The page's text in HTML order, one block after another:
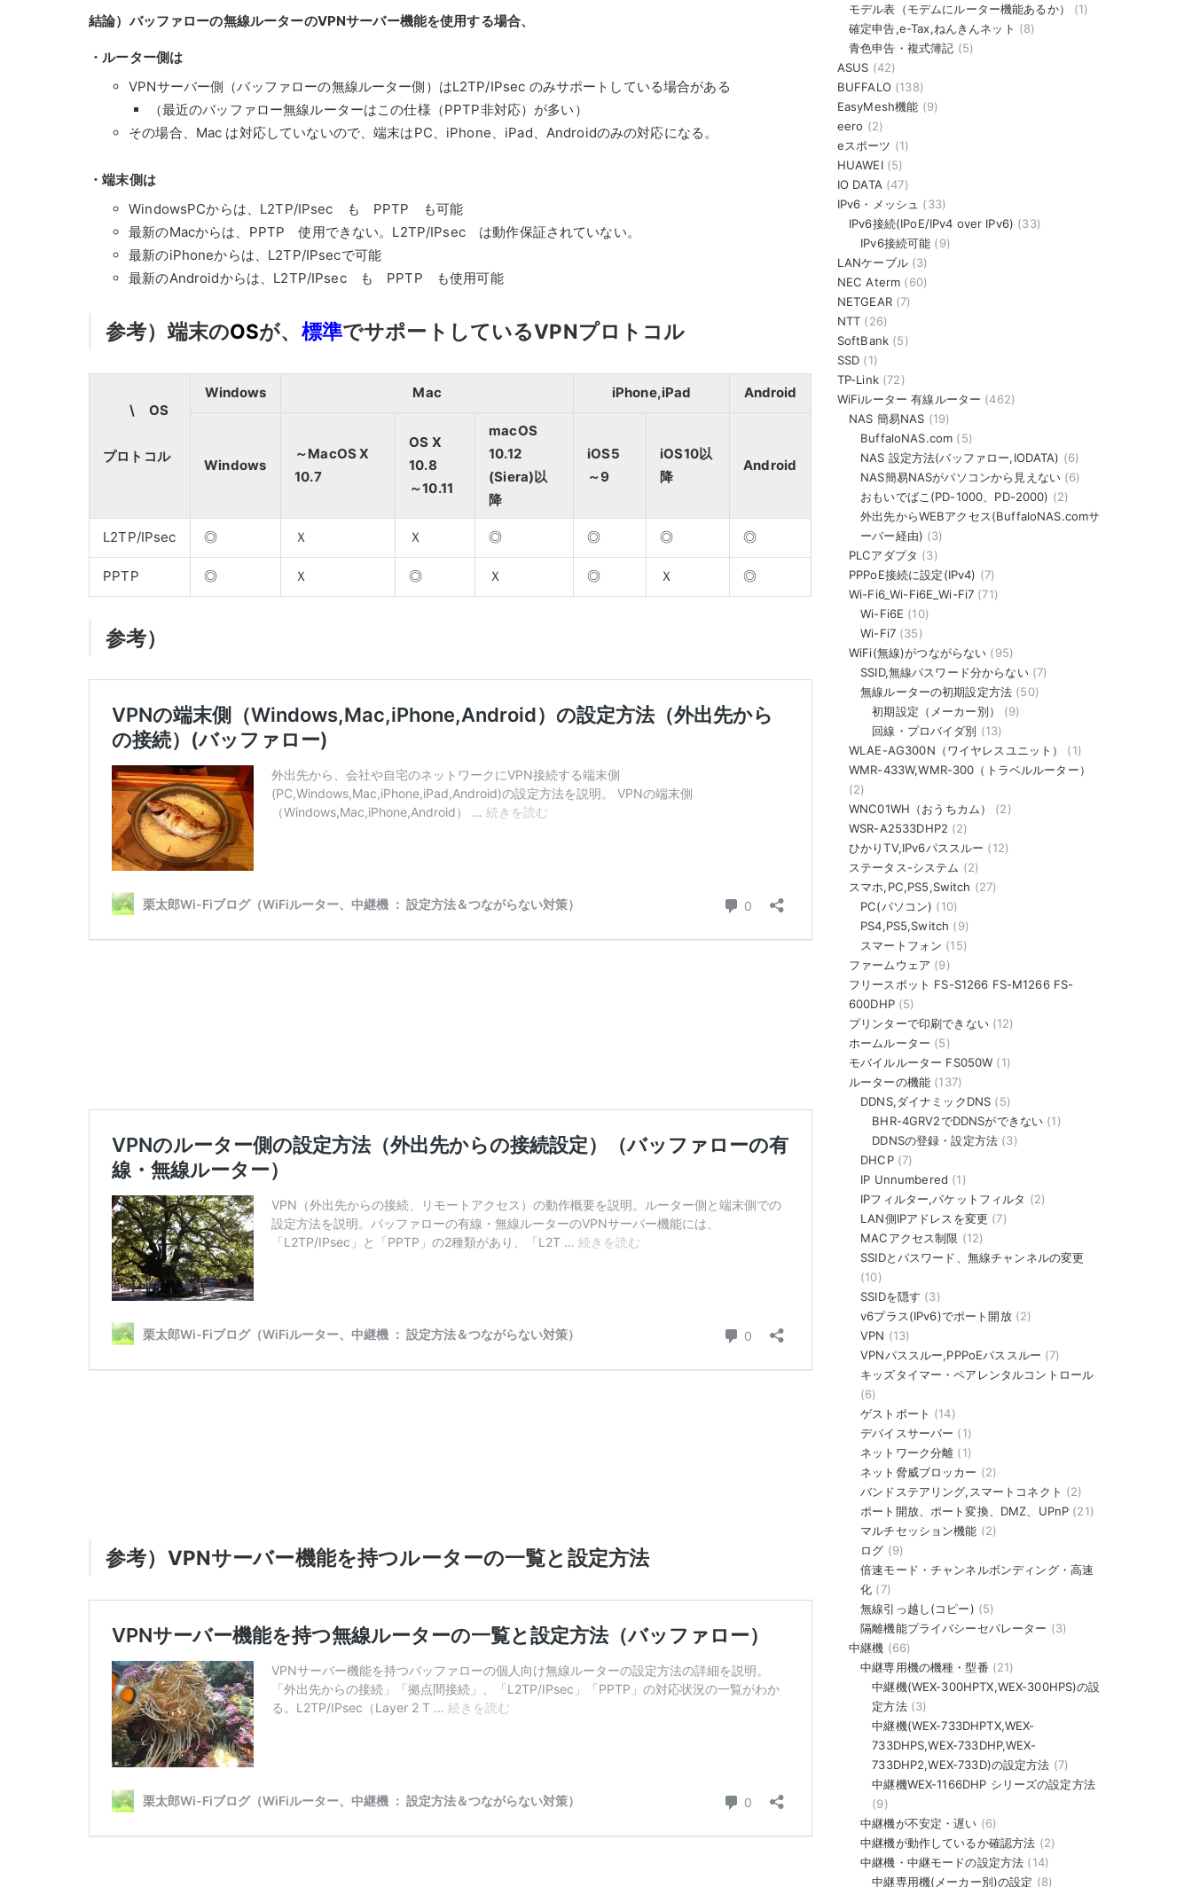
結論）バッファローの無線ルーターのVPNサーバー機能を使用する場合、
・ルーター側は
VPNサーバー側（バッファローの無線ルーター側）はL2TP/IPsec のみサポートしている場合がある
（最近のバッファロー無線ルーターはこの仕様（PPTP非対応）が多い）
その場合、Mac は対応していないので、端末はPC、iPhone、iPad、Androidのみの対応になる。
・端末側は
WindowsPCからは、L2TP/IPsec も PPTP も可能
最新のMacからは、PPTP 使用できない。L2TP/IPsec は動作保証されていない。
最新のiPhoneからは、L2TP/IPsecで可能
最新のAndroidからは、L2TP/IPsec も PPTP も使用可能
参考）端末のOSが、 標準でサポートしているVPNプロトコル
\ OS
プロトコル
Windows Mac iPhone,iPad Android
Windows
～MacOS X
10.7
OS X
10.8
～10.11
macOS
10.12
(Siera)以
降
iOS5
～9
iOS10以
降
Android
L2TP/IPsec ◎ Ｘ Ｘ ◎ ◎ ◎ ◎
PPTP ◎ Ｘ ◎ Ｘ ◎ Ｘ ◎
参考）
参考）VPNサーバー機能を持つルーターの一覧と設定方法
モデル表（モデムにルーター機能あるか）
(1)
確定申告,e-Tax,ねんきんネット (8)
青色申告・複式簿記 (5)
ASUS (42)
BUFFALO(138)
EasyMesh機能 (9)
eero (2)
eスポーツ (1)
HUAWEI(5)
IO DATA (47)
IPv6・メッシュ (33)
IPv6接続(IPoE/IPv4 over IPv6) (33)
IPv6接続可能 (9)
LANケーブル(3)
NEC Aterm (60)
NETGEAR(7)
NTT (26)
SoftBank (5)
SSD (1)
TP-Link(72)
WiFiルーター 有線ルーター (462)
NAS 簡易NAS (19)
BuffaloNAS.com (5)
NAS 設定方法(バッファロー,IODATA) (6)
NAS簡易NASがパソコンから見えない(6)
おもいでばこ(PD-1000、PD-2000) (2)
外出先からWEBアクセス(BuffaloNAS.comサ
ーバー経由) (3)
PLCアダプタ (3)
PPPoE接続に設定(IPv4) (7)
Wi-Fi6_Wi-Fi6E_Wi-Fi7 (71)
Wi-Fi6E (10)
Wi-Fi7 (35)
WiFi(無線)がつながらない (95)
SSID,無線パスワード分からない(7)
無線ルーターの初期設定方法 (50)
初期設定（メーカー別）
(9)
回線・プロバイダ別 (13)
WLAE-AG300N（ワイヤレスユニット）
(1)
WMR-433W,WMR-300（トラベルルーター）
(2)
WNC01WH（おうちカム）
(2)
WSR-A2533DHP2 (2)
ひかりTV,IPv6パススルー (12)
ステータス-システム (2)
スマホ,PC,PS5,Switch (27)
PC(パソコン) (10)
PS4,PS5,Switch (9)
スマートフォン (15)
ファームウェア (9)
フリースポット FS-S1266 FS-M1266 FS-
600DHP(5)
プリンターで印刷できない(12)
ホームルーター (5)
モバイルルーター FS050W (1)
ルーターの機能 (137)
DDNS,ダイナミックDNS (5)
BHR-4GRV2でDDNSができない (1)
DDNSの登録・設定方法 (3)
DHCP(7)
IP Unnumbered (1)
IPフィルター,パケットフィルタ (2)
LAN側IPアドレスを変更 (7)
MACアクセス制限 (12)
SSIDとパスワード、無線チャンネルの変更
(10)
SSIDを隠す (3)
v6プラス(IPv6)でポート開放(2)
VPN (13)
VPNパススルー,PPPoEパススルー (7)
キッズタイマー・ペアレンタルコントロール
(6)
ゲストポート (14)
デバイスサーバー (1)
ネットワーク分離 (1)
ネット脅威ブロッカー (2)
バンドステアリング,スマートコネクト (2)
ポート開放、ポート変換、DMZ、UPnP (21)
マルチセッション機能 (2)
ログ (9)
倍速モード・チャンネルボンディング・高速
化 (7)
無線引っ越し(コピー) (5)
隔離機能プライバシーセパレーター (3)
中継機 (66)
中継専用機の機種・型番 (21)
中継機(WEX-300HPTX,WEX-300HPS)の設
定方法(3)
中継機(WEX-733DHPTX,WEX-
733DHPS,WEX-733DHP,WEX-
733DHP2,WEX-733D)の設定方法 (7)
中継機WEX-1166DHP シリーズの設定方法
(9)
中継機が不安定・遅い (6)
中継機が動作しているか確認方法 (2)
中継機・中継モードの設定方法 (14)
中継専用機(メーカー別)の設定 (8)